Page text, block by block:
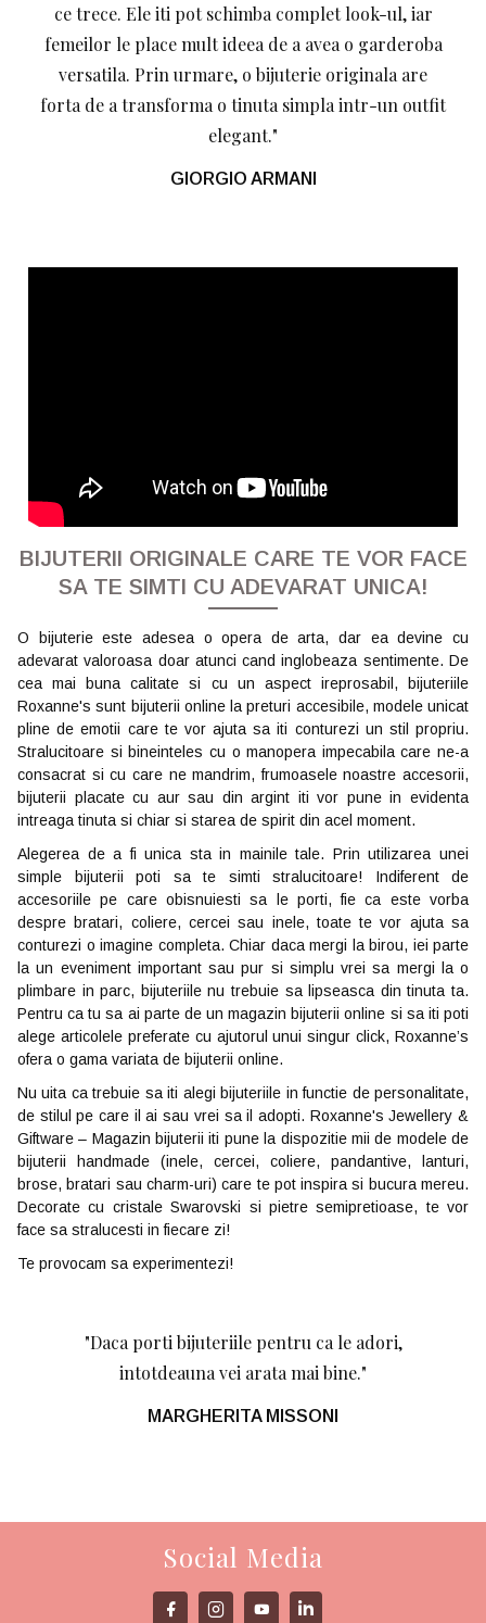
ce trece. Ele iti pot schimba complet look-ul, iar
femeilor le place mult ideea de a avea o garderoba
versatila. Prin urmare, o bijuterie originala are
forta de a transforma o tinuta simpla intr-un outfit
elegant."
GIORGIO ARMANI
BIJUTERII ORIGINALE CARE TE VOR FACE
SA TE SIMTI CU ADEVARAT UNICA!
O bijuterie este adesea o opera de arta, dar ea devine cu
adevarat valoroasa doar atunci cand inglobeaza sentimente. De
cea mai buna calitate si cu un aspect ireprosabil, bijuteriile
Roxanne's sunt bijuterii online la preturi accesibile, modele unicat
pline de emotii care te vor ajuta sa iti conturezi un stil propriu.
Stralucitoare si bineinteles cu o manopera impecabila care ne-a
consacrat si cu care ne mandrim, frumoasele noastre accesorii,
bijuterii placate cu aur sau din argint iti vor pune in evidenta
intreaga tinuta si chiar si starea de spirit din acel moment.
Alegerea de a fi unica sta in mainile tale. Prin utilizarea unei
simple bijuterii poti sa te simti stralucitoare! Indiferent de
accesoriile pe care obisnuiesti sa le porti, fie ca este vorba
despre bratari, coliere, cercei sau inele, toate te vor ajuta sa
conturezi o imagine completa. Chiar daca mergi la birou, iei parte
la un eveniment important sau pur si simplu vrei sa mergi la o
plimbare in parc, bijuteriile nu trebuie sa lipseasca din tinuta ta.
Pentru ca tu sa ai parte de un magazin bijuterii online si sa iti poti
alege articolele preferate cu ajutorul unui singur click, Roxanne’s
ofera o gama variata de bijuterii online.
Nu uita ca trebuie sa iti alegi bijuteriile in functie de personalitate,
de stilul pe care il ai sau vrei sa il adopti. Roxanne's Jewellery &
Giftware – Magazin bijuterii iti pune la dispozitie mii de modele de
bijuterii handmade (inele, cercei, coliere, pandantive, lanturi,
brose, bratari sau charm-uri) care te pot inspira si bucura mereu.
Decorate cu cristale Swarovski si pietre semipretioase, te vor
face sa stralucesti in fiecare zi!
Te provocam sa experimentezi!
"Daca porti bijuteriile pentru ca le adori,
intotdeauna vei arata mai bine."
MARGHERITA MISSONI
Social Media